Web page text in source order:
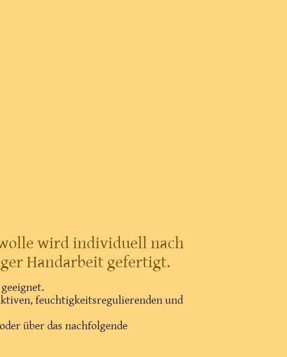
wird individuell nach
Handarbeit gefertigt.
feuchtigkeitsregulierenden und
über das nachfolgende